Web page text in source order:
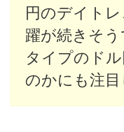
円のデイト
躍が続きそ
タイプのド
のかにも注目